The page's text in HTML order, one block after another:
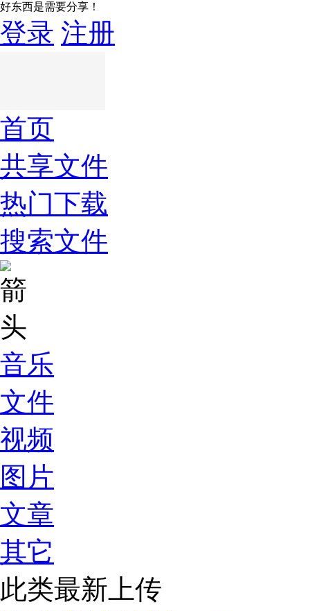
好东西是需要分享！
登录 注册
首页
共享文件
热门下载
搜索文件
音乐
文件
视频
图片
文章
其它
此类最新上传